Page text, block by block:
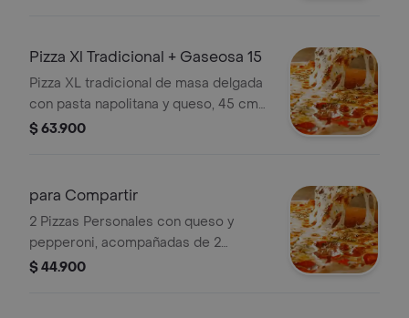
Pizza Xl Tradicional + Gaseosa 15
Pizza XL tradicional de masa delgada
con pasta napolitana y queso, 45 cm
de diámetro, acompañada de una
$ 63.900
para Compartir
2 Pizzas Personales con queso y
pepperoni, acompañadas de 2
bebidas.
$ 44.900